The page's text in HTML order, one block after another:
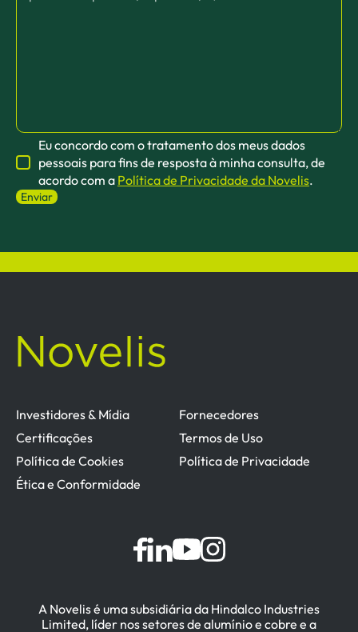
Eu concordo com o tratamento dos meus dados
pessoais para fins de resposta à minha consulta, de
acordo com a Política de Privacidade da Novelis.
Investidores & Mídia
Fornecedores
Certificações
Termos de Uso
Política de Cookies
Política de Privacidade
Ética e Conformidade
A Novelis é uma subsidiária da Hindalco Industries
Limited, líder nos setores de alumínio e cobre e a